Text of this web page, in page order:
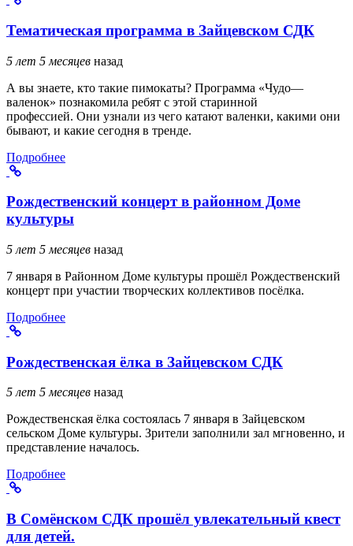
Тематическая программа в Зайцевском СДК
5 лет 5 месяцев назад
А вы знаете, кто такие пимокаты? Программа «Чудо—
валенок» познакомила ребят с этой старинной
профессией. Они узнали из чего катают валенки, какими они
бывают, и какие сегодня в тренде.
Подробнее
Рождественский концерт в районном Доме
культуры
5 лет 5 месяцев назад
7 января в Районном Доме культуры прошёл Рождественский
концерт при участии творческих коллективов посёлка.
Подробнее
Рождественская ёлка в Зайцевском СДК
5 лет 5 месяцев назад
Рождественская ёлка состоялась 7 января в Зайцевском
сельском Доме культуры. Зрители заполнили зал мгновенно, и
представление началось.
Подробнее
В Сомёнском СДК прошёл увлекательный квест
для детей.